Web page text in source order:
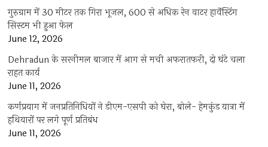
गुरुग्राम में 30 मीटर तक गिरा भूजल, 600 से अधिक रेन वाटर हार्वेस्टिंग
सिस्टम भी हुआ फेल
June 12, 2026
Dehradun के सरनीमल बाजार में आग से मची अफरातफरी, दो घंटे चला
राहत कार्य
June 11, 2026
कर्णप्रयाग में जनप्रतिनिधियों ने डीएम-एसपी को घेरा, बोले- हेमकुंड यात्रा में
हथियारों पर लगे पूर्ण प्रतिबंध
June 11, 2026